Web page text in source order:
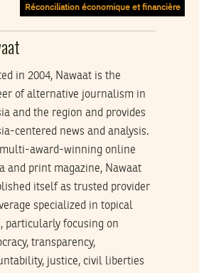
Réconciliation économique et financière
in 2004, Nawaat is the
of alternative journalism in
and the region and provides
centered news and analysis.
award-winning online
and print magazine, Nawaat
itself as trusted provider
specialized in topical
particularly focusing on
transparency,
justice, civil liberties